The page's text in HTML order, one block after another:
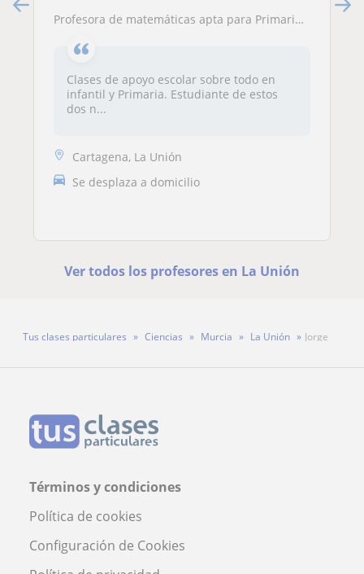
Profesora de matemáticas apta para Primaria e Inglés para todas las edades. También puedo dar economía para los niveles de la ESO
Clases de apoyo escolar sobre todo en
infantil y Primaria. Estudiante de estos
dos n...
Cartagena, La Unión
Se desplaza a domicilio
Ver todos los profesores en La Unión
Tus clases particulares Ciencias Murcia La Unión Jorge
Términos y condiciones
Política de cookies
Configuración de Cookies